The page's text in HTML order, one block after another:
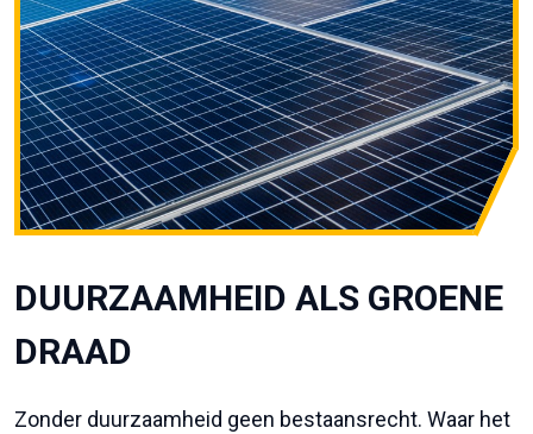
DUURZAAMHEID ALS GROENE
DRAAD
Zonder duurzaamheid geen bestaansrecht. Waar het